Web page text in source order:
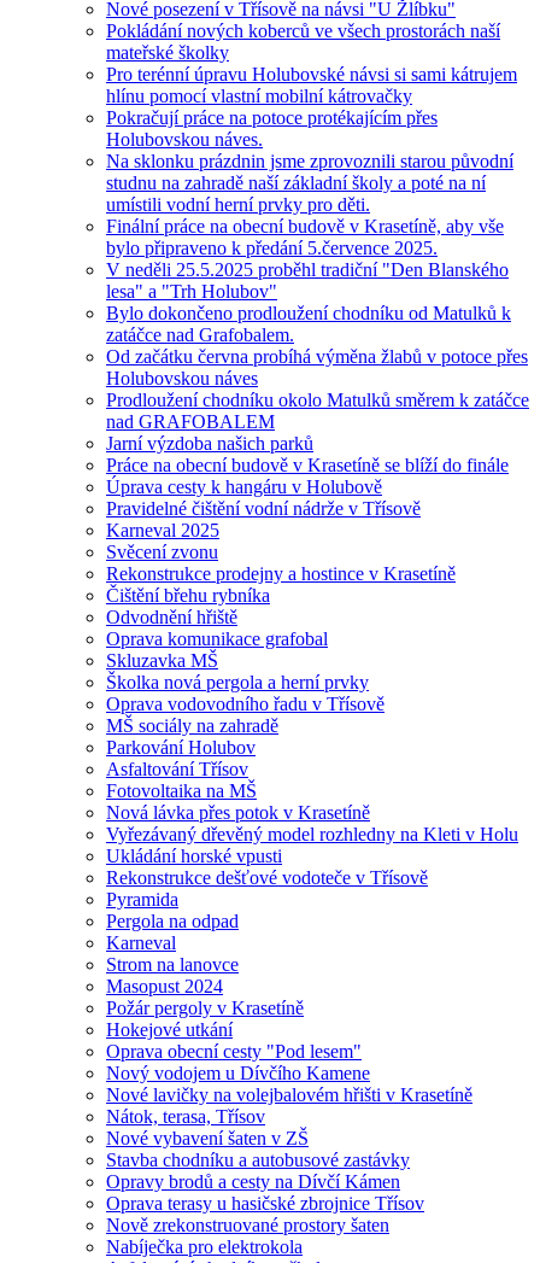
Nové posezení v Třísově na návsi "U Žlíbku"
Pokládání nových koberců ve všech prostorách naší
mateřské školky
Pro terénní úpravu Holubovské návsi si sami kátrujem
hlínu pomocí vlastní mobilní kátrovačky
Pokračují práce na potoce protékajícím přes
Holubovskou náves.
Na sklonku prázdnin jsme zprovoznili starou původní
studnu na zahradě naší základní školy a poté na ní
umístili vodní herní prvky pro děti.
Finální práce na obecní budově v Krasetíně, aby vše
bylo připraveno k předání 5.července 2025.
V neděli 25.5.2025 proběhl tradiční "Den Blanského
lesa" a "Trh Holubov"
Bylo dokončeno prodloužení chodníku od Matulků k
zatáčce nad Grafobalem.
Od začátku června probíhá výměna žlabů v potoce přes
Holubovskou náves
Prodloužení chodníku okolo Matulků směrem k zatáčce
nad GRAFOBALEM
Jarní výzdoba našich parků
Práce na obecní budově v Krasetíně se blíží do finále
Úprava cesty k hangáru v Holubově
Pravidelné čištění vodní nádrže v Třísově
Karneval 2025
Svěcení zvonu
Rekonstrukce prodejny a hostince v Krasetíně
Čištění břehu rybníka
Odvodnění hřiště
Oprava komunikace grafobal
Skluzavka MŠ
Školka nová pergola a herní prvky
Oprava vodovodního řadu v Třísově
MŠ sociály na zahradě
Parkování Holubov
Asfaltování Třísov
Fotovoltaika na MŠ
Nová lávka přes potok v Krasetíně
Vyřezávaný dřevěný model rozhledny na Kleti v Holu
Ukládání horské vpusti
Rekonstrukce dešťové vodoteče v Třísově
Pyramida
Pergola na odpad
Karneval
Strom na lanovce
Masopust 2024
Požár pergoly v Krasetíně
Hokejové utkání
Oprava obecní cesty "Pod lesem"
Nový vodojem u Dívčího Kamene
Nové lavičky na volejbalovém hřišti v Krasetíně
Nátok, terasa, Třísov
Nové vybavení šaten v ZŠ
Stavba chodníku a autobusové zastávky
Opravy brodů a cesty na Dívčí Kámen
Oprava terasy u hasičské zbrojnice Třísov
Nově zrekonstruované prostory šaten
Nabíječka pro elektrokola